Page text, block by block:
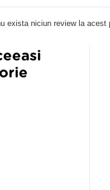
exista niciun review la acest